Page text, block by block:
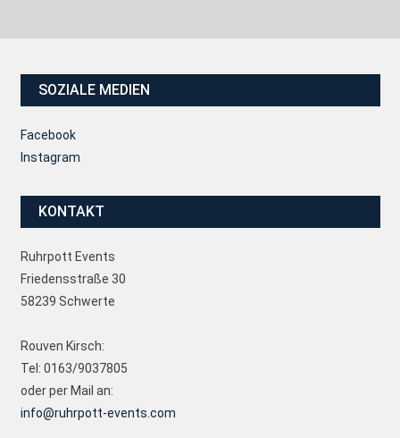
SOZIALE MEDIEN
Facebook
Instagram
KONTAKT
Ruhrpott Events
Friedensstraße 30
58239 Schwerte
Rouven Kirsch:
Tel: 0163/9037805
oder per Mail an:
info@ruhrpott-events.com